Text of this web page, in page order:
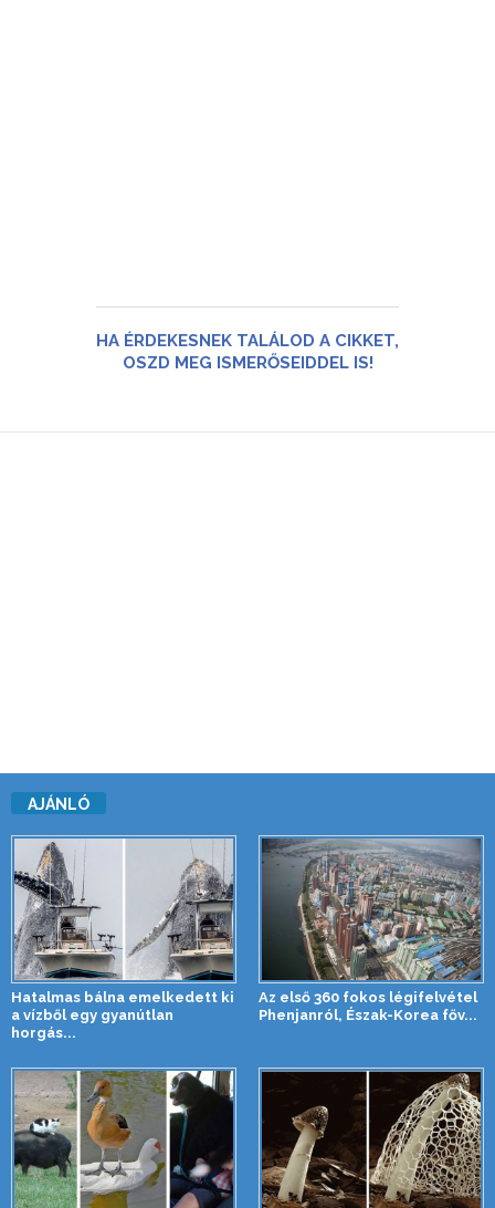
HA ÉRDEKESNEK TALÁLOD A CIKKET,
OSZD MEG ISMERŐSEIDDEL IS!
AJÁNLÓ
Hatalmas bálna emelkedett ki
a vízből egy gyanútlan
horgás...
Az első 360 fokos légifelvétel
Phenjanról, Észak-Korea főv...